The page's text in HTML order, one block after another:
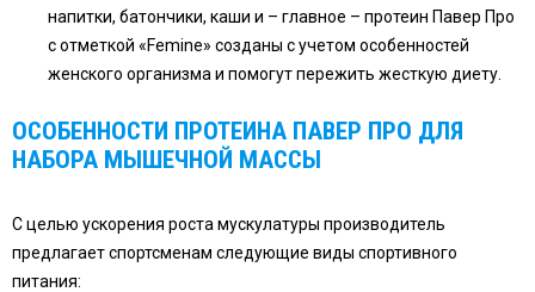
напитки, батончики, каши и – главное – протеин Павер Про
с отметкой «Femine» созданы с учетом особенностей
женского организма и помогут пережить жесткую диету.
ОСОБЕННОСТИ ПРОТЕИНА ПАВЕР ПРО ДЛЯ
НАБОРА МЫШЕЧНОЙ МАССЫ
С целью ускорения роста мускулатуры производитель
предлагает спортсменам следующие виды спортивного
питания: